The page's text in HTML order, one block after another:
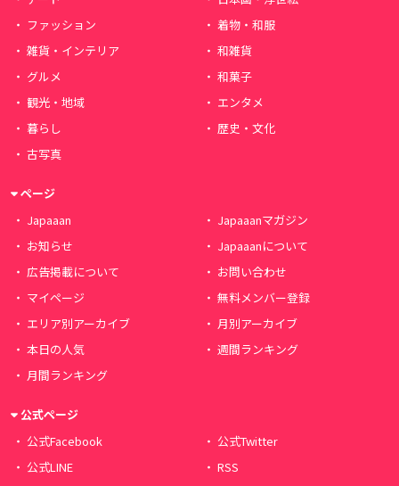
ファッション
着物・和服
雑貨・インテリア
和雑貨
グルメ
和菓子
観光・地域
エンタメ
暮らし
歴史・文化
古写真
ページ
Japaaan
Japaaanマガジン
お知らせ
Japaaanについて
広告掲載について
お問い合わせ
マイページ
無料メンバー登録
エリア別アーカイブ
月別アーカイブ
本日の人気
週間ランキング
月間ランキング
公式ページ
公式Facebook
公式Twitter
公式LINE
RSS